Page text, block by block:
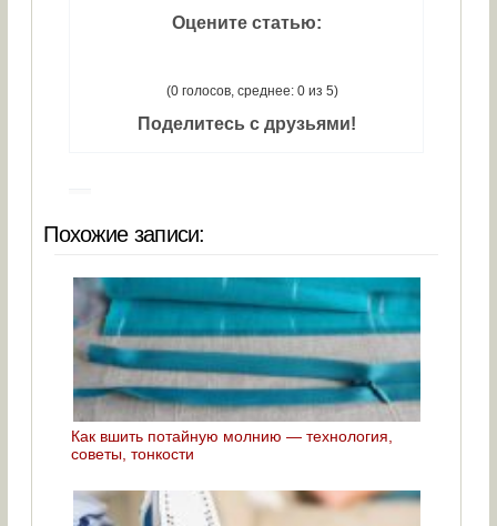
Оцените статью:
(0 голосов, среднее: 0 из 5)
Поделитесь с друзьями!
Похожие записи:
Как вшить потайную молнию — технология,
советы, тонкости